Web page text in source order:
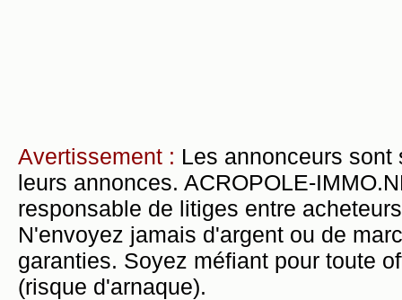
Avertissement : Les annonceurs
leurs annonces. ACROPOLE-
responsable de litiges entre
N'envoyez jamais d'argent ou de
garanties. Soyez méfiant pour toute
(risque d'arnaque).